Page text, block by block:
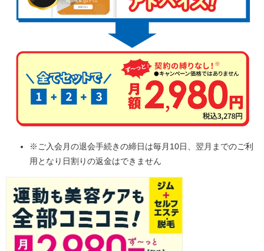
※ご入会月の退会手続きの締日は毎月10日、翌月までのご利
用となり日割りの返金はできません